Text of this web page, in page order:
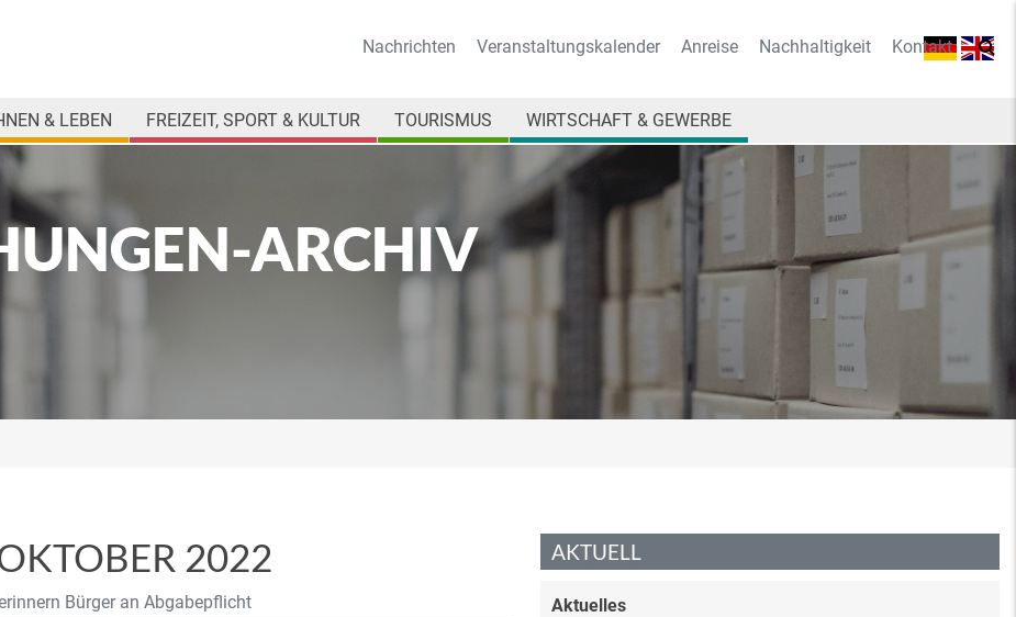
Nachrichten Veranstaltungskalender Anreise Nachhaltigkeit Kontakt
& LEBEN FREIZEIT, SPORT & KULTUR TOURISMUS WIRTSCHAFT & GEWERBE
ARCHIV
2022
Bürger an Abgabepflicht
AKTUELL
Aktuelles